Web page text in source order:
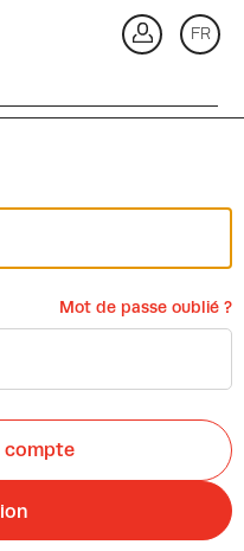
FR
Mot de passe oublié ?
compte